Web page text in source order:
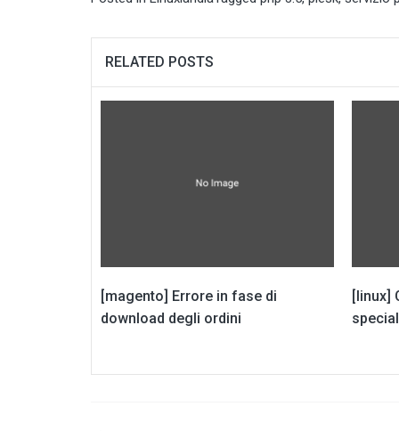
RELATED POSTS
[magento] Errore in fase di
download degli ordini
[linux]